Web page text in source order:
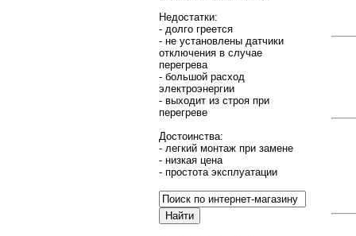
Недостатки:
- долго греется
- не установлены датчики
отключения в случае
перегрева
- большой расход
электроэнергии
- выходит из строя при
перегреве
Достоинства:
- легкий монтаж при замене
- низкая цена
- простота эксплуатации